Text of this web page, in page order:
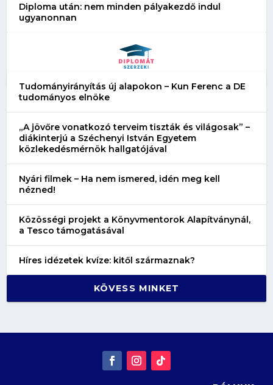
Diploma után: nem minden pályakezdő indul
ugyanonnan
Tudományirányítás új alapokon – Kun Ferenc a DE
tudományos elnöke
„A jövőre vonatkozó terveim tiszták és világosak” –
diákinterjú a Széchenyi István Egyetem
közlekedésmérnök hallgatójával
Nyári filmek – Ha nem ismered, idén meg kell
nézned!
Közösségi projekt a Könyvmentorok Alapítványnál,
a Tesco támogatásával
Híres idézetek kvíze: kitől származnak?
KÖVESS MINKET